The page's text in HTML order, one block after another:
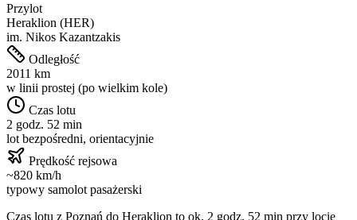
Przylot
Heraklion (HER)
im. Nikos Kazantzakis
Odległość
2011 km
w linii prostej (po wielkim kole)
Czas lotu
2 godz. 52 min
lot bezpośredni, orientacyjnie
Prędkość rejsowa
~820 km/h
typowy samolot pasażerski
Czas lotu z Poznań do Heraklion to ok. 2 godz. 52 min przy locie